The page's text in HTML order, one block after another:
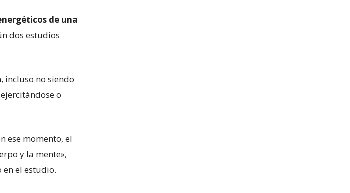
de una
dos estudios
incluso no siendo
o
ese momento, el
y la mente»,
el estudio.